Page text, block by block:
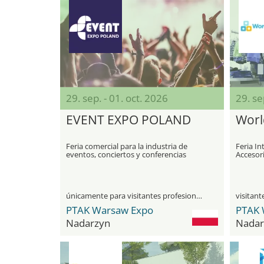
29. sep. - 01. oct. 2026
EVENT EXPO POLAND
Feria comercial para la industria de
eventos, conciertos y conferencias
únicamente para visitantes profesionales
PTAK Warsaw Expo
Nadarzyn
29.
Feria
PTAK